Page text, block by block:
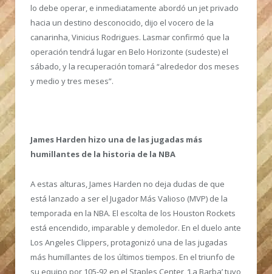
lo debe operar, e inmediatamente abordó un jet privado
hacia un destino desconocido, dijo el vocero de la
canarinha, Vinicius Rodrigues. Lasmar confirmó que la
operación tendrá lugar en Belo Horizonte (sudeste) el
sábado, y la recuperación tomará “alrededor dos meses
y medio y tres meses”.
James Harden hizo una de las jugadas más
humillantes de la historia de la NBA
A estas alturas, James Harden no deja dudas de que
está lanzado a ser el Jugador Más Valioso (MVP) de la
temporada en la NBA. El escolta de los Houston Rockets
está encendido, imparable y demoledor. En el duelo ante
Los Angeles Clippers, protagonizó una de las jugadas
más humillantes de los últimos tiempos. En el triunfo de
su equipo por 105-92 en el Staples Center, ‘La Barba’ tuvo